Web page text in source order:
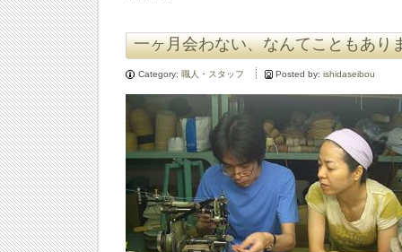
一ヶ月会わない、なんてこともあり
Category: 職人・スタッフ Posted by: ishidaseibou